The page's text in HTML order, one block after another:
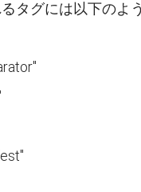
タグには以下のよ